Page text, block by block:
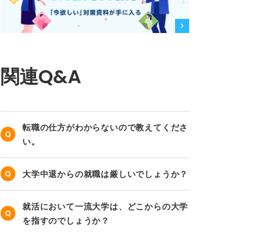
関連Q&A
転職の仕方がわからないので教えてくださ
い。
大学中退からの就職は厳しいでしょうか？
就活において一流大学は、どこからの大学
を指すのでしょうか？